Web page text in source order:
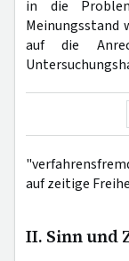
in die
Meinungsstand
auf die
auf zeitige
II. Sinn und